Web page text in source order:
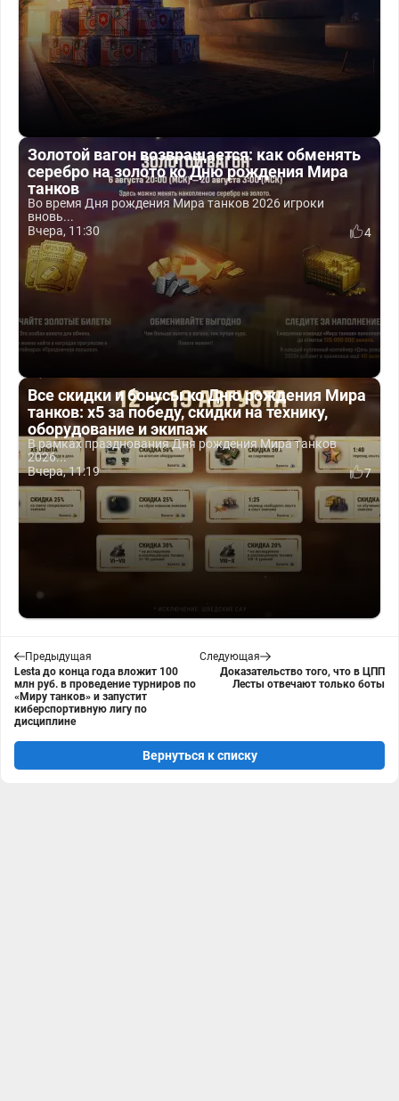
Золотой вагон возвращается: как обменять
серебро на золото ко Дню рождения Мира
танков
Во время Дня рождения Мира танков 2026 игроки
вновь...
Вчера, 11:30
4
Все скидки и бонусы ко Дню рождения Мира
танков: x5 за победу, скидки на технику,
оборудование и экипаж
В рамках празднования Дня рождения Мира танков
2026...
Вчера, 11:19
7
Предыдущая
Lesta до конца года вложит 100
млн руб. в проведение турниров по
«Миру танков» и запустит
киберспортивную лигу по
дисциплине
Следующая
Доказательство того, что в ЦПП
Лесты отвечают только боты
Вернуться к списку